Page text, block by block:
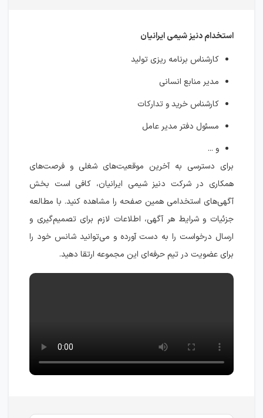
استخدام دنیز شیمی ایرانیان
کارشناس برنامه ریزی تولید
مدیر منابع انسانی
کارشناس خرید و تدارکات
مسئول دفتر مدیر عامل
و ...
برای دسترسی به آخرین موقعیت‌های شغلی و فرصت‌های
همکاری در شرکت دنیز شیمی ایرانیان، کافی است بخش
آگهی‌های استخدامی همین صفحه را مشاهده کنید. با مطالعه
جزئیات و شرایط هر آگهی، اطلاعات لازم برای تصمیم‌گیری و
ارسال درخواست را به دست آورده و می‌توانید شانس خود را
برای عضویت در تیم حرفه‌ای این مجموعه ارتقا دهید.